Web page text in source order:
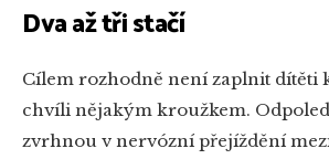
Dva až tři stačí
Cílem rozhodně není zaplnit dítěti
chvíli nějakým kroužkem.
zvrhnou v nervózní přejíždění